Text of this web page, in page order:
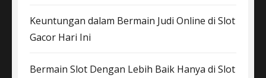
Keuntungan dalam Bermain Judi Online di Slot
Gacor Hari Ini
Bermain Slot Dengan Lebih Baik Hanya di Slot